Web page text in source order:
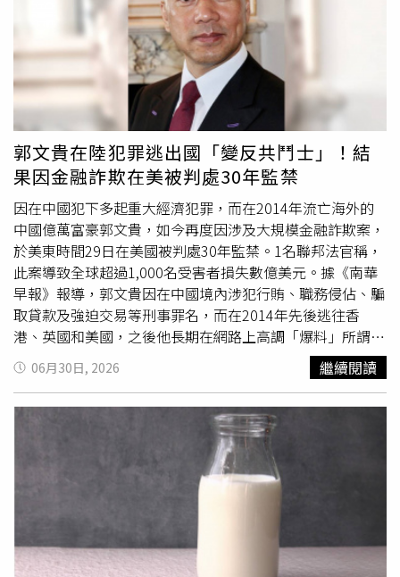
的「九大罪狀」：給藥未標明藥名和頻次、不同服用時間的
藥物沒分開包、沒注意醫師改藥單而給錯藥水、收疫苗到冰
箱沒關好門、未記錄冰箱溫度導致疫苗有毀損風險、告知病
患家屬吃藥可配牛奶。最離譜的行為發生在一名來診所裝避
孕器的女患者身上，她裝完後頭暈
，暫時留在所內休
息，等醫師開消炎止痛藥給她吃，李姓藥師拿藥過去時，告
知要留觀2個小時，剛好護理師經過覺得怪怪的，看了藥單
才驚覺，這不是止痛藥而是RU486。原來當天有另一位女病
患真的需要RU486，人在診所一樓大廳等，李姓藥師卻把
RU486拿到二樓給剛裝完避孕器的患者，護理師立刻提醒李
姓藥師確認一下、弄錯人了，患者才免於吃錯藥。診所其他
藥師與護理師為本案出庭，證稱藥師國考合格後還要接受2
年實務訓練，因此具有獨當一面的專業；「三讀（取藥、發
藥及歸藥）五對（病人對、藥物對、劑量對、途徑對、時間
對）」是藥師本質，診所不必再教如何給藥包藥，基本上也
不需要醫師來管理監督藥師。診所護理長告訴法官，針對李
姓藥師執行業務有困難曾4度面談，她還是繼續出狀況，連
診所醫師都察覺她難以勝任工作。法官指出，給藥爭議涉及
病人的用藥安全，絕非小事，李姓藥師調劑藥品卻沒落實三
讀五對，發生給錯藥的嚴重疏失，她初次犯錯後並未馬上遭
到解僱，診所持續溝通、指導，已盡到輔導的責任，李姓藥
師仍無改善，所以診所解僱並未違反最後手段性原則。本案
可上訴最高法院。中華民國基層藥師協會理事長沈采穎表
果那位裝避孕器的患者沒吃到消炎止痛藥而是RU486，疼痛
感無法減輕，反而會越來越嚴重，但這個情況理應不會發
生，因為一般藥師給藥都會再次確認病人的名字。
郭文貴在陸犯罪逃出國「變反共鬥士」！結
果因金融詐欺在美被判處30年監禁
因在中國犯下多起重大經濟犯罪，而在2014年流亡海外的
中國億萬富豪郭文貴，如今再度因涉及大規模金融詐欺案，
於美東時間29日在美國被判處30年監禁。1名聯邦法官稱，
此案導致全球超過1,000名受害者損失數億美元。據《南華
早報》報導，郭文貴因在中國境內涉犯行賄、職務侵佔、騙
取貸款及強迫交易等刑事罪名，而在2014年先後逃往香
港、英國和美國，之後他長期在網路上高調「爆料」所謂的
中共高層醜聞，並將自己形塑成反共民主鬥士，逼得中國政
府在2017年透過國際刑警組織（ICPO-INTERPOL）對其發
布紅色通緝令。在曼哈頓（Manhattan）法庭內，美國紐約
南區聯邦地區法院法官托雷斯（Analisa Torres）29日在宣
判時稱，郭文貴「利用那些試圖為中國帶來民主的人」，透
過詐取資金讓自己過上奢華的生活。郭文貴日前也在經歷為
期7週的審判後，於2024年5月被判12項罪名中有9項成立。
至2023年間的「詐欺行為」摧毀了數百人的人生，留下
「在財務、情感與心理上都被徹底毀壞的受害者與家庭」，
且其非法所得支撐了「極度奢華與放縱的生活方式，包括豪
06月30日, 2026 繼續閱讀